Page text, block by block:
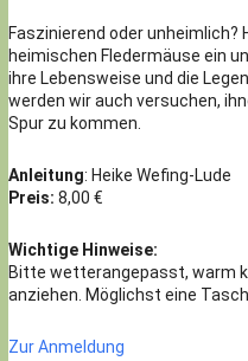
Faszinierend oder unheimlich?
heimischen Fledermäuse ein
ihre Lebensweise und die
werden wir auch versuchen,
Spur zu kommen.
Anleitung: Heike Wefing-Lude
Preis: 8,00 €
Wichtige Hinweise:
Bitte wetterangepasst, warm
anziehen. Möglichst eine
Zur Anmeldung